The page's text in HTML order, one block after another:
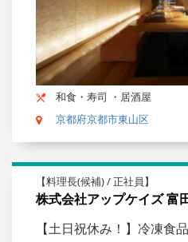
和食・寿司 ・居酒屋
京都府京都市東山区
【料理長(候補) / 正社員】
株式会社アップケイズ 富
【土日祝休み！】冷凍食